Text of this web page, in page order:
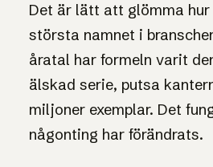
FÖRHANDSTITT
Nintendo har
spela säkert
Efter ett decennium av försiktiga
företaget plötsligt något oväntat
något om var hela branschen är
Det är lätt att glömma
största namnet i
åratal har formeln varit
älskad serie, putsa
miljoner exemplar. Det
någonting har förändrats.